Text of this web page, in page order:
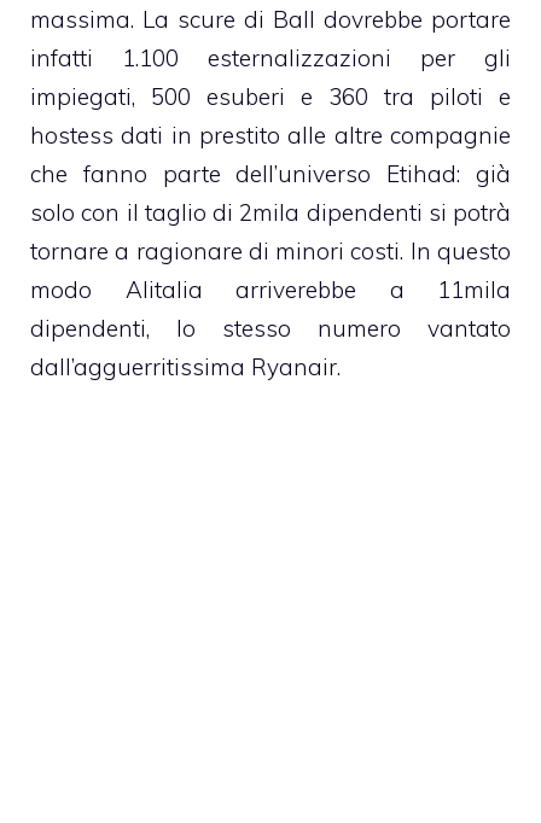
massima. La scure di Ball dovrebbe portare
infatti 1.100 esternalizzazioni per gli
impiegati, 500 esuberi e 360 tra piloti e
hostess dati in prestito alle altre compagnie
che fanno parte dell’universo Etihad: già
solo con il taglio di 2mila dipendenti si potrà
tornare a ragionare di minori costi. In questo
modo Alitalia arriverebbe a 11mila
dipendenti, lo stesso numero vantato
dall’agguerritissima Ryanair.